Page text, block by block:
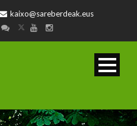
kaixo@sareberdeak.eus